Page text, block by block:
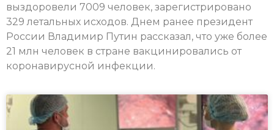
выздоровели 7009 человек, зарегистрировано
329 летальных исходов. Днем ранее президент
России Владимир Путин рассказал, что уже более
21 млн человек в стране вакцинировались от
коронавирусной инфекции.